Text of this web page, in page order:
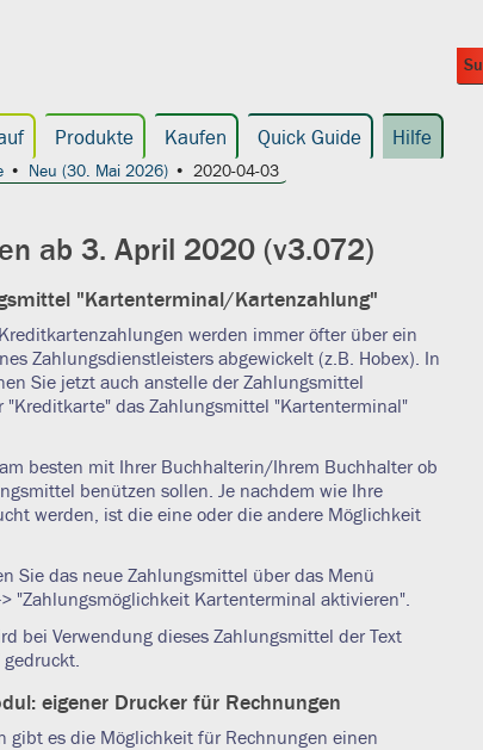
Produkte Kaufen Quick Guide Hilfe
Neu (30. Mai 2026) 2020-04-03
ab 3. April 2020 (v3.072)
"Kartenterminal/Kartenzahlung"
werden immer öfter über ein
Zahlungsdienstleisters abgewickelt (z.B. Hobex). In
Sie jetzt auch anstelle der Zahlungsmittel
"Kreditkarte" das Zahlungsmittel "Kartenterminal"
besten mit Ihrer Buchhalterin/Ihrem Buchhalter ob
benützen sollen. Je nachdem wie Ihre
werden, ist die eine oder die andere Möglichkeit
Sie das neue Zahlungsmittel über das Menü
"Zahlungsmöglichkeit Kartenterminal aktivieren".
bei Verwendung dieses Zahlungsmittel der Text
eigener Drucker für Rechnungen
gibt es die Möglichkeit für Rechnungen einen